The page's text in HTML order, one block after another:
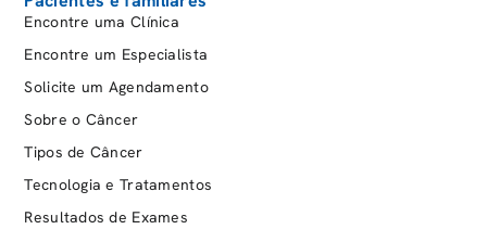
contribui para a manutenção do equilíbrio do
organismo, auxilia na defesa contra agentes
entanto, quando ocorre um desequilíbrio,
conhecido como disbiose intestinal, esse cenário
pode favorecer o desenvolvimento e a
progressão de diversas doenças, incluindo o
câncer.
Encontre uma Clínica
Encontre um Especialista
Solicite um Agendamento
Sobre o Câncer
Tipos de Câncer
Tecnologia e Tratamentos
Resultados de Exames